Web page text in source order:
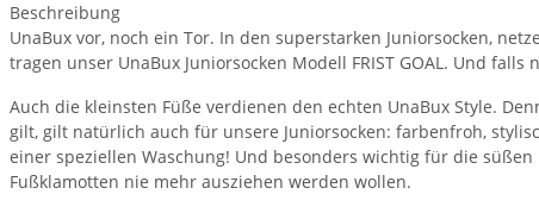
Beschreibung
UnaBux vor, noch ein Tor. In den superstarken Juniorsocken,
tragen unser UnaBux Juniorsocken Modell FRIST GOAL. Und
Auch die kleinsten Füße verdienen den echten UnaBux Style.
gilt, gilt natürlich auch für unsere Juniorsocken: farbenfroh,
einer speziellen Waschung! Und besonders wichtig für die
Fußklamotten nie mehr ausziehen werden wollen.